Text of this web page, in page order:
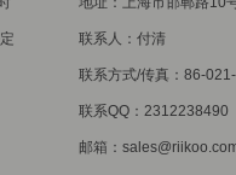
联系人：付清
联系方式/传真：86-
联系QQ：2312238490
邮箱：